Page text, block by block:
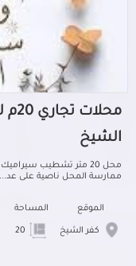
الشيخ
محل 20 متر تشطيب
ممارسة المحل ناصية على عد...
الموقع
كفر الشيخ
المساحة